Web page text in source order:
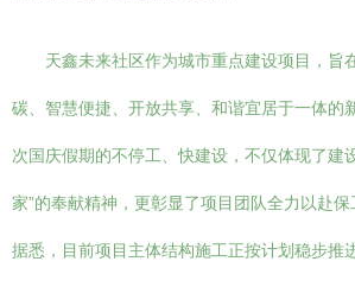
天鑫未来社区作为城市重点建设项目，旨
碳、智慧便捷、开放共享、和谐宜居于一体的
次国庆假期的不停工、快建设，不仅体现了建
家”的奉献精神，更彰显了项目团队全力以赴保
据悉，目前项目主体结构施工正按计划稳步推